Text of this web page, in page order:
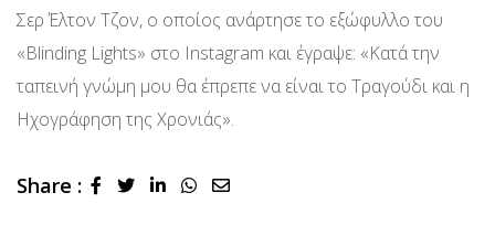
Σερ Έλτον Τζον, ο οποίος ανάρτησε το εξώφυλλο του
«Blinding Lights» στο Instagram και έγραψε: «Κατά την
ταπεινή γνώμη μου θα έπρεπε να είναι το Τραγούδι και η
Ηχογράφηση της Χρονιάς».
Share : LinkedInWhatsapp
Share